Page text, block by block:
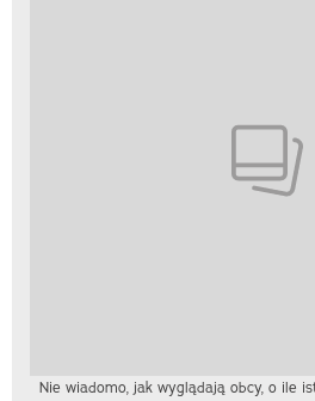
Nie wiadomo, jak wyglądają obcy, o ile